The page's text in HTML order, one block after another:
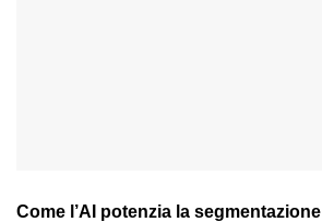
Come l’AI potenzia la segmentazione